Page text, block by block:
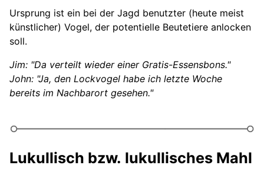
Ursprung ist ein bei der Jagd benutzter (heute meist
künstlicher) Vogel, der potentielle Beutetiere anlocken
soll.
Jim: "Da verteilt wieder einer Gratis-Essensbons."
John: "Ja, den Lockvogel habe ich letzte Woche
bereits im Nachbarort gesehen."
Lukullisch bzw. lukullisches Mahl